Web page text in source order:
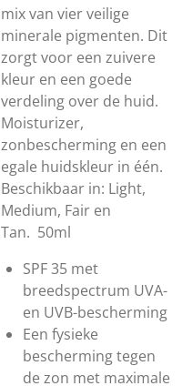
mix van vier veilige
minerale pigmenten. Dit
zorgt voor een zuivere
kleur en een goede
verdeling over de huid.
Moisturizer,
zonbescherming en een
egale huidskleur in één.
Beschikbaar in: Light,
Medium, Fair en
Tan. 50ml
SPF 35 met
breedspectrum UVA-
en UVB-bescherming
Een fysieke
bescherming tegen
de zon met maximale